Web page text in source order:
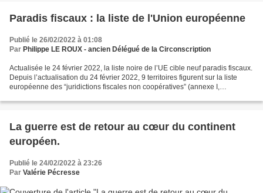
Paradis fiscaux : la liste de l'Union européenne
Publié le 26/02/2022 à 01:08
Par Philippe LE ROUX - ancien Délégué de la Circonscription
Actualisée le 24 février 2022, la liste noire de l’UE cible neuf paradis fiscaux.
Depuis l’actualisation du 24 février 2022, 9 territoires figurent sur la liste
européenne des “juridictions fiscales non coopératives” (annexe I,
La guerre est de retour au cœur du continent
européen.
Publié le 24/02/2022 à 23:26
Par Valérie Pécresse